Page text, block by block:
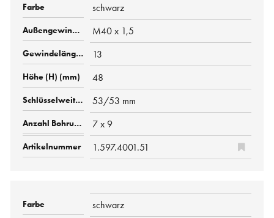
schwarz
M40 x 1,5
13
48
53/53 mm
7 x 9
1.597.4001.51
schwarz